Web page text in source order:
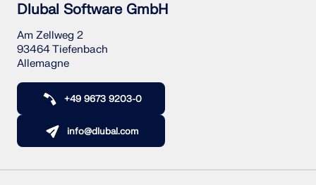
Dlubal Software GmbH
Am Zellweg 2
93464 Tiefenbach
Allemagne
+49 9673 9203-0
info@dlubal.com